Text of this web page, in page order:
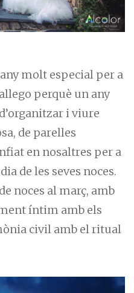
molt especial per a
perquè un any
i viure
de parelles
en nosaltres per a
de les seves noces.
noces al març, amb
íntim amb els
civil amb el ritual